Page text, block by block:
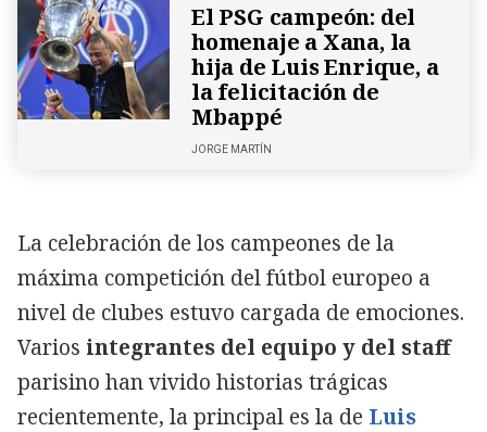
El PSG campeón: del
homenaje a Xana, la
hija de Luis Enrique, a
la felicitación de
Mbappé
JORGE MARTÍN
La celebración de los campeones de la
máxima competición del fútbol europeo a
nivel de clubes estuvo cargada de emociones.
Varios integrantes del equipo y del staff
parisino han vivido historias trágicas
recientemente, la principal es la de Luis